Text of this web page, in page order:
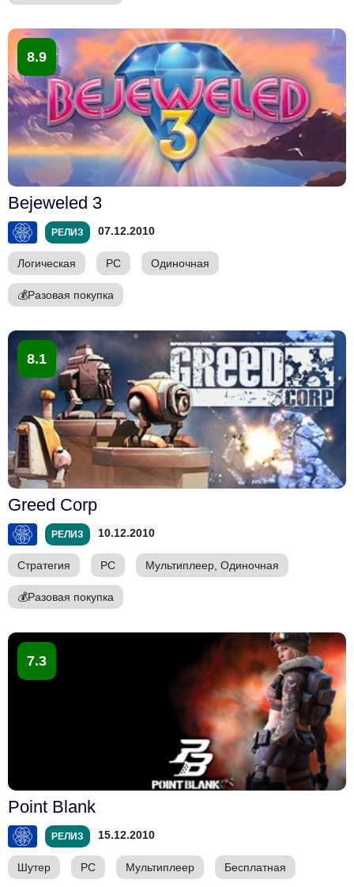
8.9
Bejeweled 3
РЕЛИЗ 07.12.2010
Логическая PC Одиночная
💰Разовая покупка
8.1
Greed Corp
РЕЛИЗ 10.12.2010
Стратегия PC Мультиплеер, Одиночная
💰Разовая покупка
7.3
Point Blank
РЕЛИЗ 15.12.2010
Шутер PC Мультиплеер Бесплатная